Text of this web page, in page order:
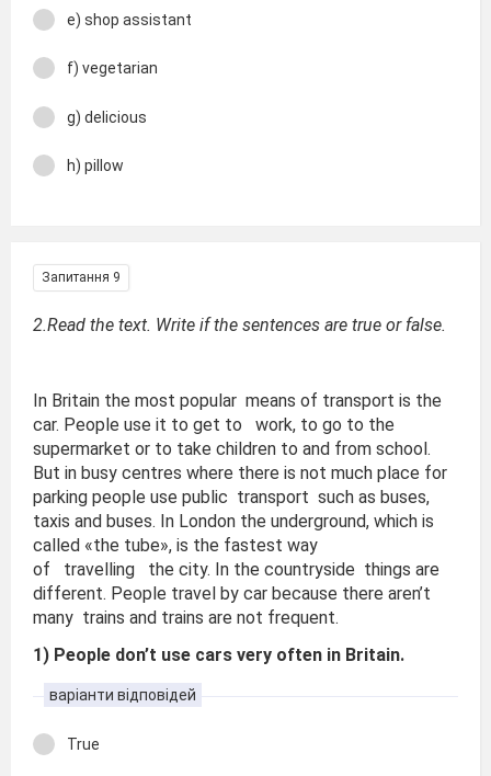
e) shop assistant
f) vegetarian
g) delicious
h) pillow
Запитання 9
2.Read the text. Write if the sentences are true or false.
In Britain the most popular means of transport is the
car. People use it to get to work, to go to the
supermarket or to take children to and from school.
But in busy centres where there is not much place for
parking people use public transport such as buses,
taxis and buses. In London the underground, which is
called «the tube», is the fastest way
of travelling the city. In the countryside things are
different. People travel by car because there aren’t
many trains and trains are not frequent.
1) People don’t use cars very often in Britain.
варіанти відповідей
True